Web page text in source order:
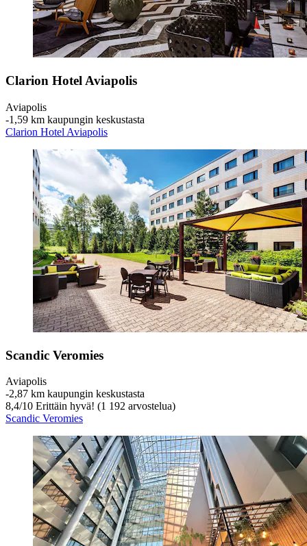
Clarion Hotel Aviapolis
Aviapolis
‐1,59 km kaupungin keskustasta
Clarion Hotel Aviapolis
Scandic Veromies
Aviapolis
‐2,87 km kaupungin keskustasta
8,4/10 Erittäin hyvä! (1 192 arvostelua)
Scandic Veromies